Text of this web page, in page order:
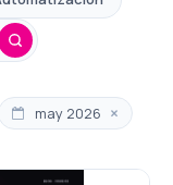
may 2026 ×